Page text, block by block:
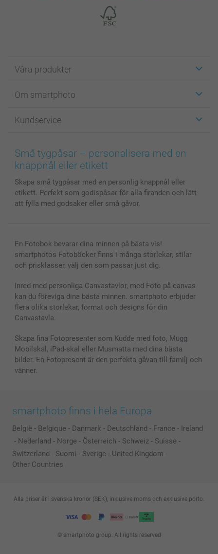
Våra produkter
Fotokort
Fotoböcker
Bilder, Fotoförstoring & Fotohäften
Skal till Mobil & Surfplatta
Fotoalmanackor & Fotoagenda
Fotoramar & Tillbehör
Om smartphoto
För affiliates
Cookie Policy
Sitemap
Investor Relations
Kundservice
smartgaranti
smartbonus
Status på beställningar
Små tygpåsar – personalisera med en
knappnål eller etikett
Skapa små tygpåsar med en personlig knappnål eller
etikett. Perfekt som godispåsar för alla firanden och lätt
att fylla med godsaker eller små gåvor.
En Fotobok bevarar dina minnen på bästa vis!
smartphotos Fotoböcker finns i många storlekar, stilar
och prisklasser, välj den som passar just dig.
Inred med personliga Canvastavlor, med Foto på canvas
kan du föreviga dina bästa minnen. smartphoto erbjuder
flera olika storlekar, format och designs för din
Canvastavla.
Skapa fina Fotopresenter som Kudde med foto, Mugg,
Mobilskal, iPad-skal eller Musmatta med dina bästa
bilder. En Fotopresent är den perfekta gåvan till familj och
vänner.
smartphoto finns i hela Europa
België - Belgique - Danmark - Deutschland - France - Ireland
- Nederland - Norge - Österreich - Schweiz - Suisse -
Switzerland - Suomi - Sverige - United Kingdom -
Other Countries
© smartphoto group. All rights reserved
Alla priser är i svenska kronor (SEK), inklusive moms och exklusive porto.